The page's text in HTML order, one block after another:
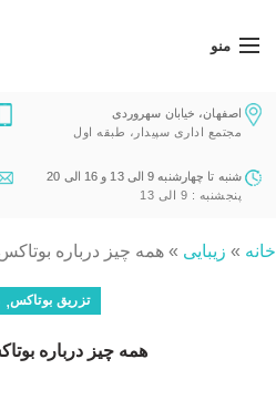
منو
اصفهان، خیابان سهروردی
مجتمع اداری سپیدار، طبقه اول
شنبه تا چهارشنبه 9 الی 13 و 16 الی 20
پنجشنبه : 9 الی 13
خانه » زیبایی » همه چیز درباره
تزریق بوتاکس,
همه چیز درباره